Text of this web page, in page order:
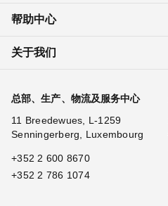
帮助中心
关于我们
总部、生产、物流及服务中心
11 Breedewues, L-1259
Senningerberg, Luxembourg
+352 2 600 8670
+352 2 786 1074